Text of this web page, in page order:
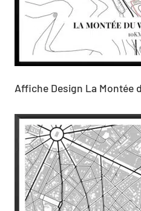
Affiche Design La Montée